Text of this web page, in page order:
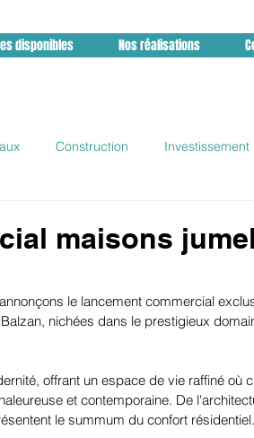
disponibles Nos réalisations
Construction
maisons
le lancement commercial
nichées dans le prestigieux
offrant un espace de vie raffiné où
et contemporaine. De
le summum du confort résidentiel.